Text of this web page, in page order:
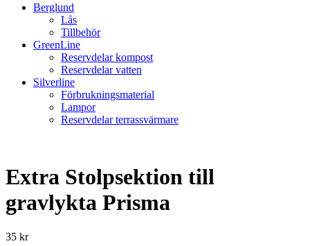
Berglund
Lås
Tillbehör
GreenLine
Reservdelar kompost
Reservdelar vatten
Silverline
Förbrukningsmaterial
Lampor
Reservdelar terrassvärmare
Extra Stolpsektion till
gravlykta Prisma
35 kr